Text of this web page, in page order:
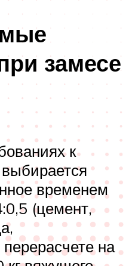
замесе
к
временем
(цемент,
на